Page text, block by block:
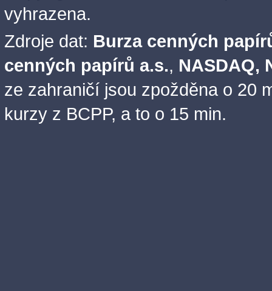
vyhrazena.
Zdroje dat: Burza cenných
cenných papírů a.s., NASDAQ,
ze zahraničí jsou zpožděna o 20
kurzy z BCPP, a to o 15 min.